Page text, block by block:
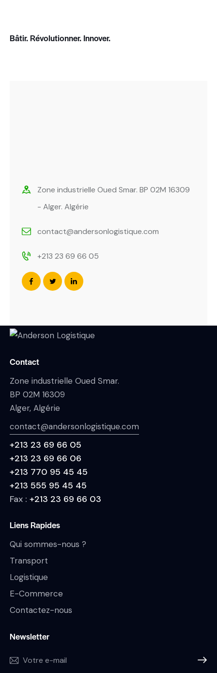
Bâtir. Révolutionner. Innover.
Zone industrielle Oued Smar. BP 02M 16309
- Alger. Algérie
contact@andersonlogistique.com
+213 23 69 66 05
Contact
Zone industrielle Oued Smar.
BP 02M 16309
Alger, Algérie
contact@andersonlogistique.com
+213 23 69 66 05
+213 23 69 66 06
+213 770 95 45 45
+213 555 95 45 45
Fax : +213 23 69 66 03
Liens Rapides
Qui sommes-nous ?
Transport
Logistique
E-Commerce
Contactez-nous
Newsletter